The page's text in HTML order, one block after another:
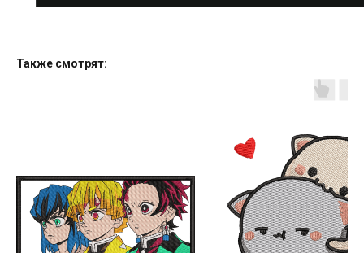
Также смотрят: